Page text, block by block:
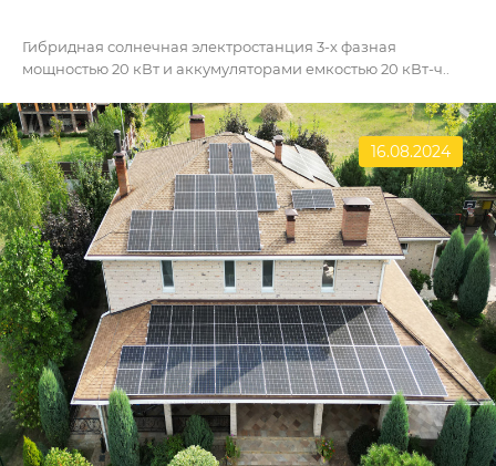
Гибридная солнечная электростанция 3-х фазная
мощностью 20 кВт и аккумуляторами емкостью 20 кВт-ч..
16.08.2024